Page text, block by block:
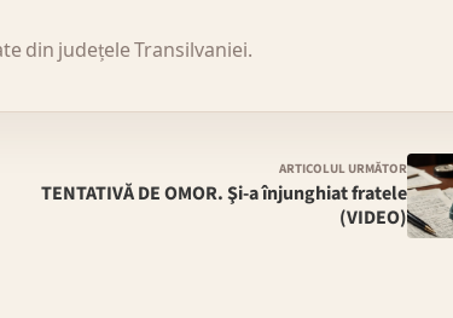
din județele Transilvaniei.
ARTICOLUL URMĂTOR
TENTATIVĂ DE OMOR. Şi-a înjunghiat fratele
(VIDEO)